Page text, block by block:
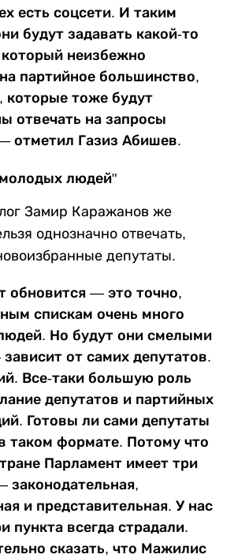
есть соцсети. И таким
будут задавать какой-то
который неизбежно
партийное большинство,
которые тоже будут
отвечать на запросы
отметил Газиз Абишев.
людей"
Замир Каражанов же
однозначно отвечать,
депутаты.
обновится — это точно,
спискам очень много
Но будут они смелыми
от самих депутатов.
Все-таки большую роль
депутатов и партийных
Готовы ли сами депутаты
таком формате. Потому что
Парламент имеет три
законодательная,
и представительная. У нас
пункта всегда страдали.
сказать, что Мажилис